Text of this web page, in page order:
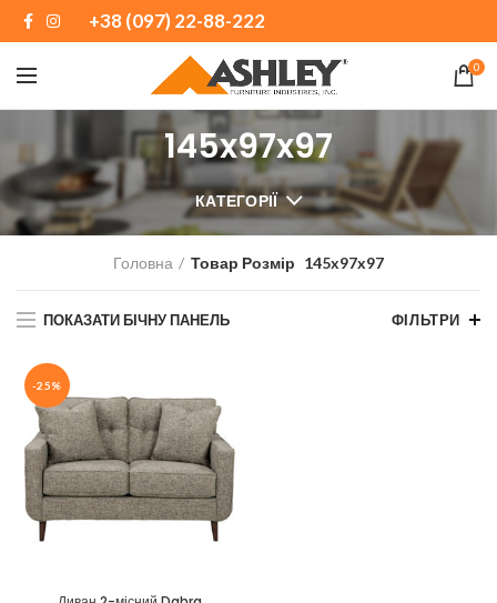
+38 (097) 22-88-222
0
145x97x97
КАТЕГОРІЇ
Головна Товар Розмір 145x97x97
ПОКАЗАТИ БІЧНУ ПАНЕЛЬ ФІЛЬТРИ
-25%